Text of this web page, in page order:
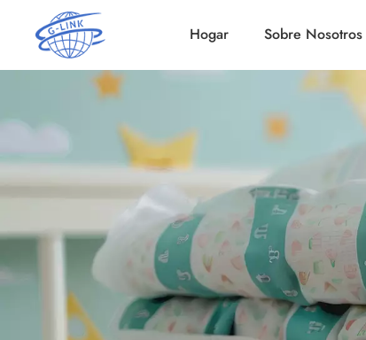
Hogar Sobre Nosotros